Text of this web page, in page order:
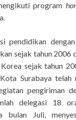
program
pendidikan
sejak tahun 2006
sejak tahun
Surabaya telah
pengiriman
delegasi 18
bulan Juli,